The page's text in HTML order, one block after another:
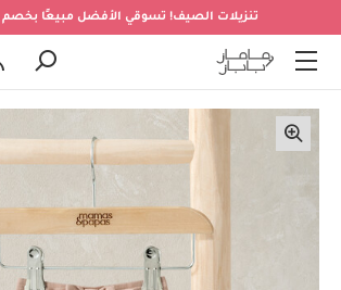
تنزيلات الصيف! تسوقي الأفضل مبيعًا بخصم